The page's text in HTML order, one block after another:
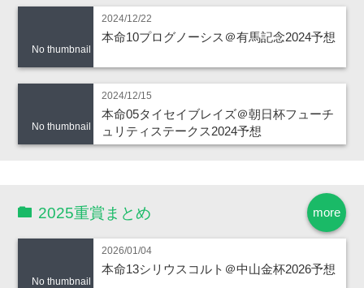
No thumbnail
2024/12/22
本命10プログノーシス＠有馬記念2024予想
No thumbnail
2024/12/15
本命05タイセイブレイズ＠朝日杯フューチ
ュリティステークス2024予想
more
2025重賞まとめ
No thumbnail
2026/01/04
本命13シリウスコルト＠中山金杯2026予想